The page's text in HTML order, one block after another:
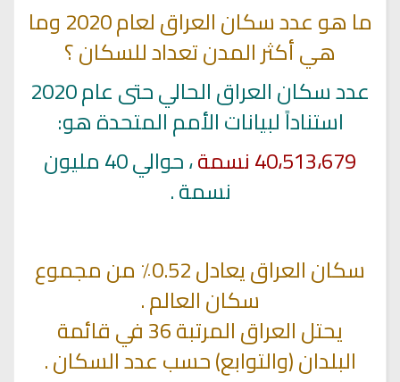
ما هو عدد سكان العراق لعام 2020 وما
هي أكثر المدن تعداد للسكان ؟
عدد سكان العراق الحالي حتى عام 2020
استناداً لبيانات الأمم المتحدة هو:
40،513،679 نسمة
، حوالي 40 مليون
نسمة .
سكان العراق يعادل 0.52٪ من مجموع
سكان العالم .
يحتل العراق المرتبة 36 في قائمة
البلدان (والتوابع) حسب عدد السكان .